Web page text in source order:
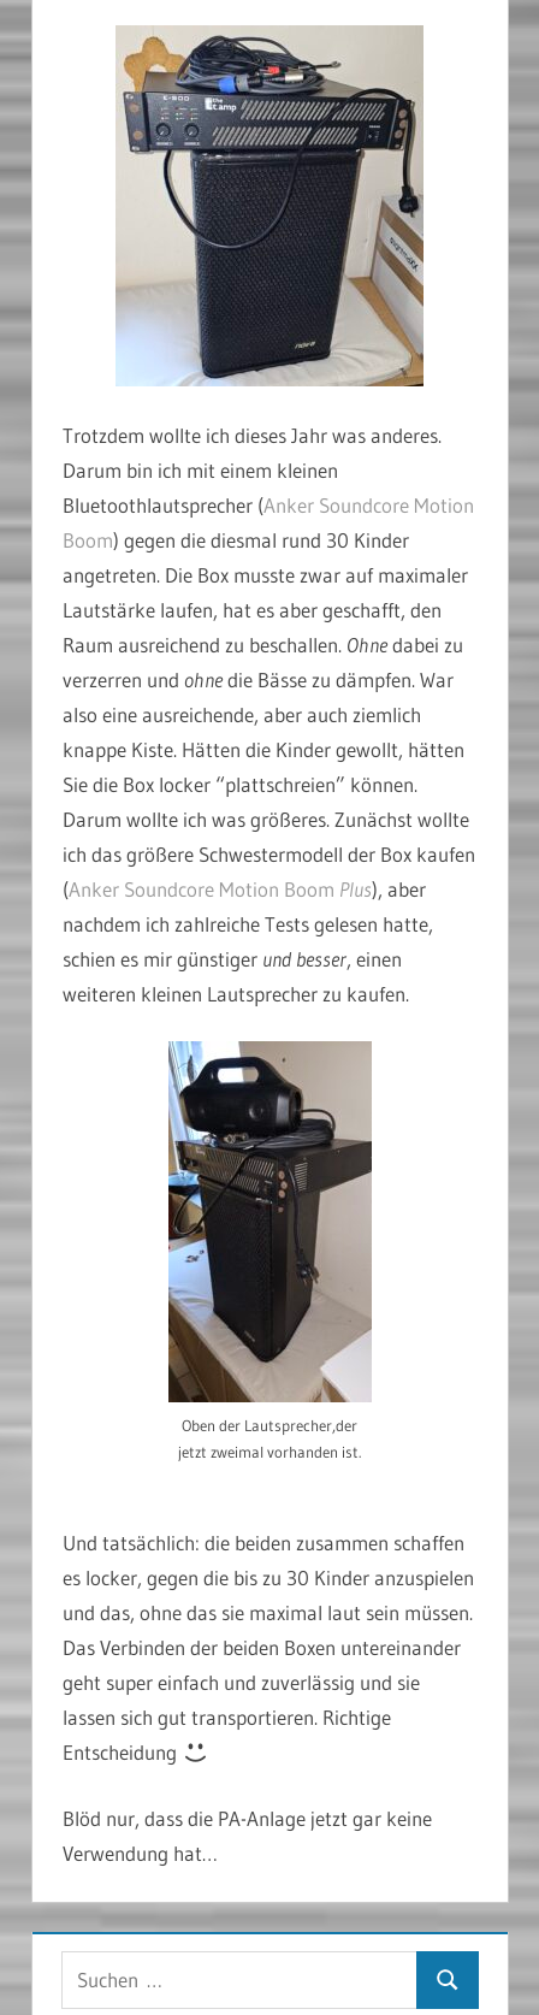
Trotzdem wollte ich dieses Jahr was anderes.
Darum bin ich mit einem kleinen
Bluetoothlautsprecher (Anker Soundcore Motion
Boom) gegen die diesmal rund 30 Kinder
angetreten. Die Box musste zwar auf maximaler
Lautstärke laufen, hat es aber geschafft, den
Raum ausreichend zu beschallen. Ohnedabei zu
verzerren und ohnedie Bässe zu dämpfen. War
also eine ausreichende, aber auch ziemlich
knappe Kiste. Hätten die Kinder gewollt, hätten
Sie die Box locker “plattschreien” können.
Darum wollte ich was größeres. Zunächst wollte
ich das größere Schwestermodell der Box kaufen
(Anker Soundcore Motion Boom Plus), aber
nachdem ich zahlreiche Tests gelesen hatte,
schien es mir günstiger und besser, einen
weiteren kleinen Lautsprecher zu kaufen.
Oben der Lautsprecher,der
jetzt zweimal vorhanden ist.
Und tatsächlich: die beiden zusammen schaffen
es locker, gegen die bis zu 30 Kinder anzuspielen
und das, ohne das sie maximal laut sein müssen.
Das Verbinden der beiden Boxen untereinander
geht super einfach und zuverlässig und sie
lassen sich gut transportieren. Richtige
Entscheidung
Blöd nur, dass die PA-Anlage jetzt gar keine
Verwendung hat…
Suchen